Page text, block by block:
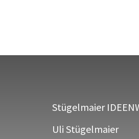
Stügelmaier
Uli Stügelmaier